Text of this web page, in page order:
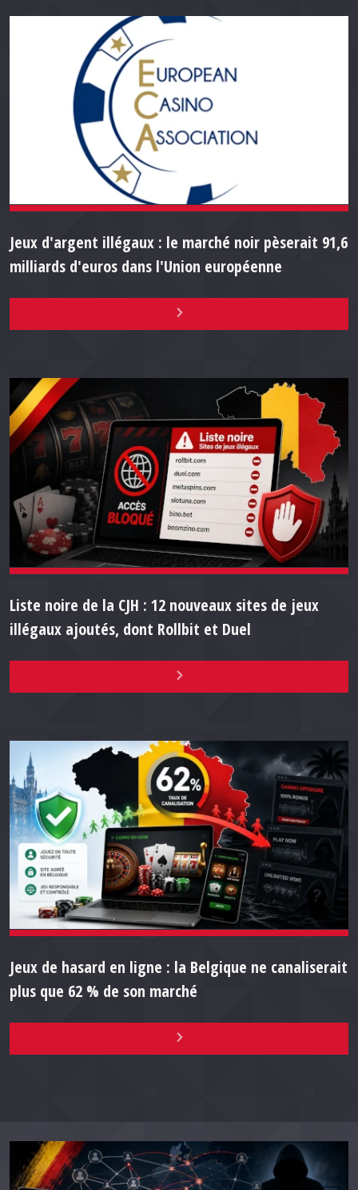
Jeux d'argent illégaux : le marché noir pèserait 91,6
milliards d'euros dans l'Union européenne
Liste noire de la CJH : 12 nouveaux sites de jeux
illégaux ajoutés, dont Rollbit et Duel
Jeux de hasard en ligne : la Belgique ne canaliserait
plus que 62 % de son marché